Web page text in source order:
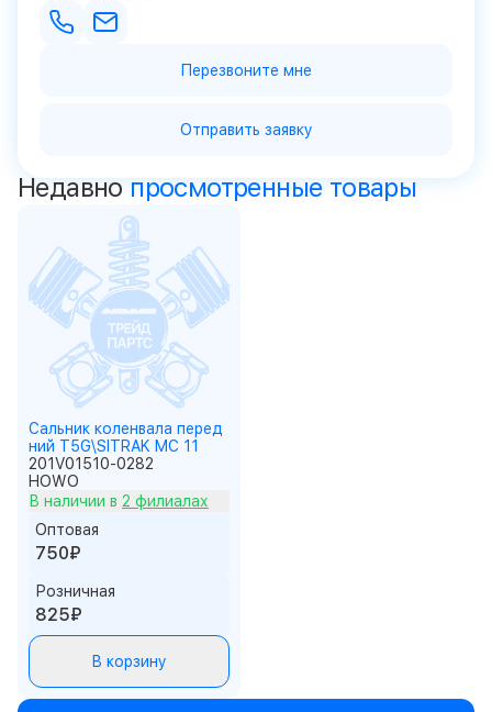
Перезвоните мне
Отправить заявку
Недавно просмотренные товары
Сальник коленвала перед
ний T5G\SITRAK MC 11
201V01510-0282
HOWO
В наличии в 2 филиалах
Оптовая
750₽
Розничная
825₽
В корзину